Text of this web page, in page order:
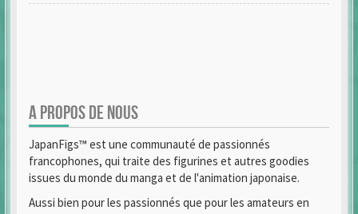
A PROPOS DE NOUS
JapanFigs™ est une communauté de passionnés
francophones, qui traite des figurines et autres goodies
issues du monde du manga et de l'animation japonaise.
Aussi bien pour les passionnés que pour les amateurs en